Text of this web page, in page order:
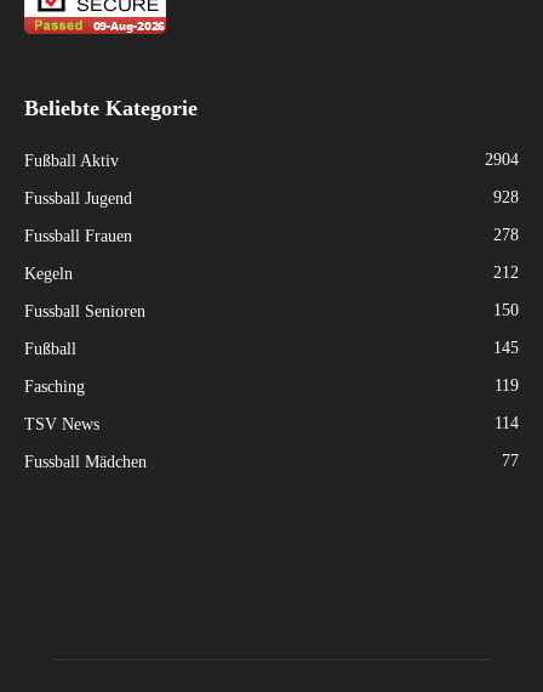
Beliebte Kategorie
Fußball Aktiv 2904
Fussball Jugend 928
Fussball Frauen 278
Kegeln 212
Fussball Senioren 150
Fußball 145
Fasching 119
TSV News 114
Fussball Mädchen 77